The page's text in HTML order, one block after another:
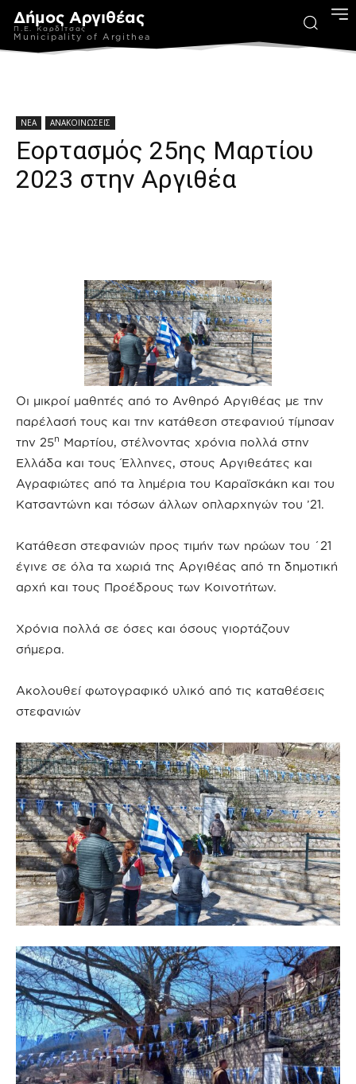
Δήμος Αργιθέας
Π.Ε. Καρδίτσας
Municipality of Argithea
ΝΕΑ ΑΝΑΚΟΙΝΩΣΕΙΣ
Εορτασμός 25ης Μαρτίου
2023 στην Αργιθέα
Οι μικροί μαθητές από το Ανθηρό Αργιθέας με την
παρέλασή τους και την κατάθεση στεφανιού τίμησαν
την 25η Μαρτίου, στέλνοντας χρόνια πολλά στην
Ελλάδα και τους Έλληνες, στους Αργιθεάτες και
Αγραφιώτες από τα λημέρια του Καραϊσκάκη και του
Κατσαντώνη και τόσων άλλων οπλαρχηγών του ’21.
Κατάθεση στεφανιών προς τιμήν των ηρώων του ΄21
έγινε σε όλα τα χωριά της Αργιθέας από τη δημοτική
αρχή και τους Προέδρους των Κοινοτήτων.
Χρόνια πολλά σε όσες και όσους γιορτάζουν
σήμερα.
Ακολουθεί φωτογραφικό υλικό από τις καταθέσεις
στεφανιών